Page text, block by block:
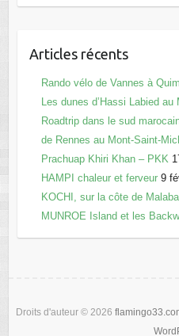
Articles récents
Rando vélo de Vannes à
Les dunes d’Hassi Labied au
Roadtrip dans le sud
de Rennes au Mont-Saint-
Prachuap Khiri Khan – PKK
HAMPI chaleur et ferveur 9
KOCHI, sur la côte de
MUNROE Island et les
Droits d'auteur © 2026